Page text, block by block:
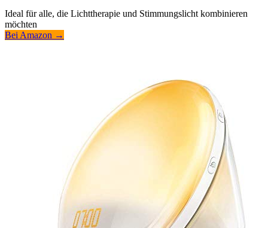
Ideal für alle, die Lichttherapie und Stimmungslicht kombinieren
möchten
Bei Amazon →